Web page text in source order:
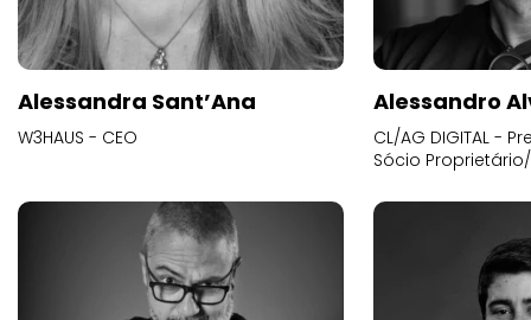
Alessandra Sant’Ana
W3HAUS - CEO
Alessandro
CL/AG DIGITAL -
Sócio